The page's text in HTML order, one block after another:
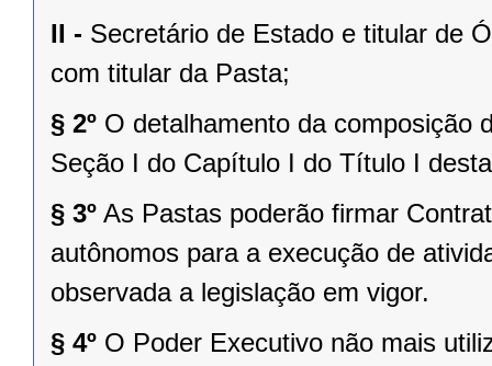
II - Secretário de Estado e titular de
com titular da Pasta;
§ 2º O detalhamento da composição
Seção I do Capítulo I do Título I
§ 3º As Pastas poderão firmar
autônomos para a execução de
observada a legislação em vigor.
§ 4º O Poder Executivo não mais